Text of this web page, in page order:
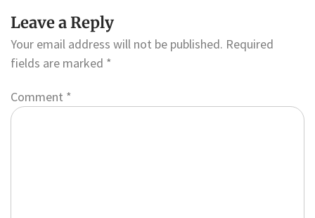
Leave a Reply
Your email address will not be published. Required
fields are marked *
Comment *